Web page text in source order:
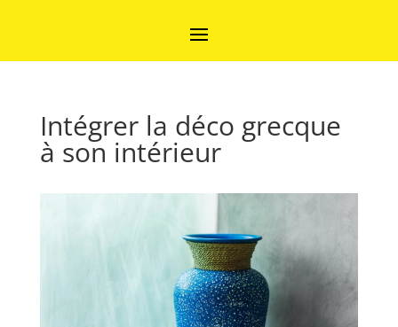
Intégrer la déco grecque
à son intérieur